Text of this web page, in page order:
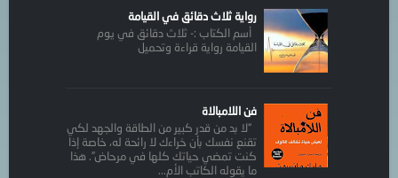
رواية ثلاث دقائق في القيامة
أسم الكتاب :- ثلاث دقائق في يوم
القيامة رواية قراءة وتحميل
فن اللامبالاة
“لا بد من قدر كبير من الطاقة والجهد لكي
تقنع نفسك بأن خراءك لا رائحة له، خاصة إذا
كنت تمضي حياتك كلها في مرحاض”. هذا
ما يقوله الكاتب الأم...